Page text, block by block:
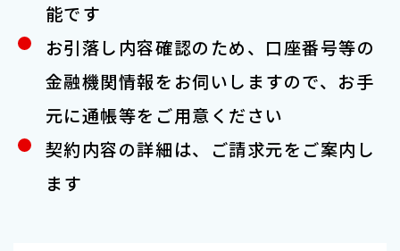
能です
お引落し内容確認のため、口座番号等の
金融機関情報をお伺いしますので、お手
元に通帳等をご用意ください
契約内容の詳細は、ご請求元をご案内し
ます